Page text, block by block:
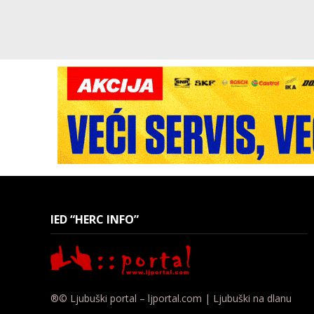
IED “HERC INFO”
®© Ljubuški portal – ljportal.com | Ljubuški na dlanu